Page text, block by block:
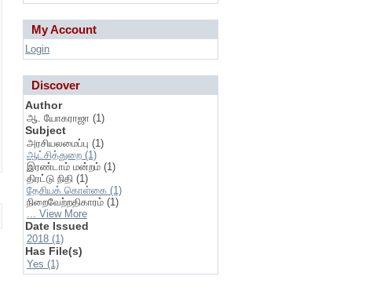
My Account
Login
Discover
Author
ஆ. யோகராஜா (1)
Subject
அரசியலமைப்பு (1)
ஆட்சித்துறை (1)
இரண்டாம் மன்றம் (1)
திரட்டு நிதி (1)
தேசியக் கொள்கை (1)
நிறைவேற்றதிகாரம் (1)
... View More
Date Issued
2018 (1)
Has File(s)
Yes (1)